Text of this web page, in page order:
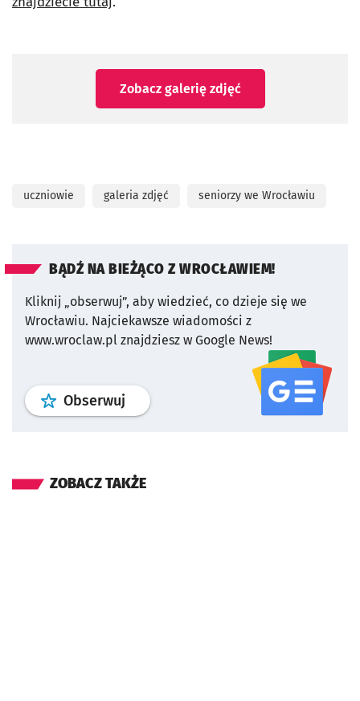
Zobacz galerię zdjęć
uczniowie galeria zdjęć seniorzy we Wrocławiu
BĄDŹ NA BIEŻĄCO Z WROCŁAWIEM!
Kliknij „obserwuj”, aby wiedzieć, co dzieje się we
Wrocławiu. Najciekawsze wiadomości z
www.wroclaw.pl znajdziesz w Google News!
Obserwuj profil serwisu
ZOBACZ TAKŻE